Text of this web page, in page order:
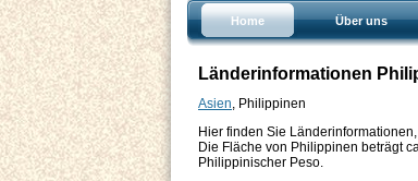
Home Über uns
Länderinformationen
Asien , Philippinen
Hier finden Sie
Die Fläche von Philippinen beträgt
Philippinischer Peso.